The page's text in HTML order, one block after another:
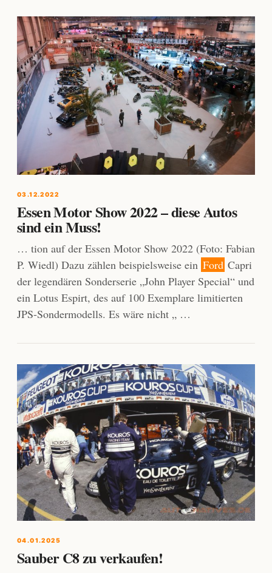
03.12.2022
Essen Motor Show 2022 – diese Autos
sind ein Muss!
… tion auf der Essen Motor Show 2022 (Foto: Fabian
P. Wiedl) Dazu zählen beispielsweise ein Ford Capri
der legendären Sonderserie „John Player Special“ und
ein Lotus Espirt, des auf 100 Exemplare limitierten
JPS-Sondermodells. Es wäre nicht „ …
04.01.2025
Sauber C8 zu verkaufen!